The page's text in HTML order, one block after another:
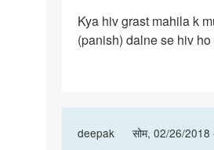
Kya
hiv
me
Kya hiv grast mahila k
(panish) dalne se hiv
deepak
सोम, 02/26/2018